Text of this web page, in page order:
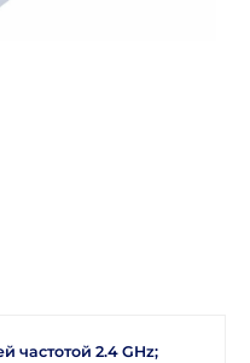
частотой 2.4 GHz;